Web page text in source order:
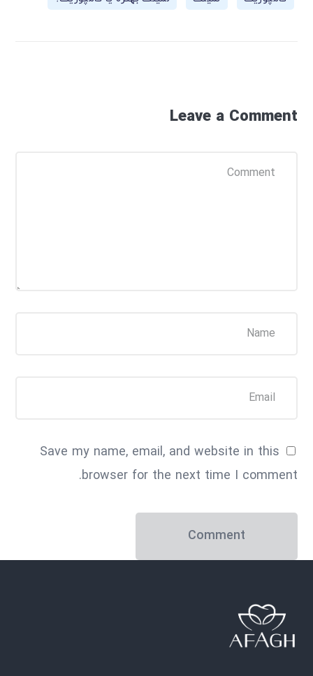
Leave a Comment
Save my name, email, and website in this
browser for the next time I comment.